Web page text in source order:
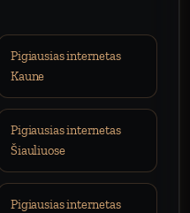
Pigiausias internetas
Kaune
Pigiausias internetas
Šiauliuose
Pigiausias internetas